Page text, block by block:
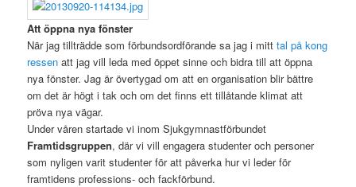
Att öppna nya fönster
När jag tillträdde som förbundsordförande sa jag i mitttal på kong
ressen att jag vill leda med öppet sinne och bidra till att öppna
nya fönster. Jag är övertygad om att en organisation blir bättre
om det är högt i tak och om det finns ett tillåtande klimat att
pröva nya vägar.
Under våren startade vi inom Sjukgymnastförbundet
Framtidsgruppen, där vi vill engagera studenter och personer
som nyligen varit studenter för att påverka hur vi leder för
framtidens professions- och fackförbund.